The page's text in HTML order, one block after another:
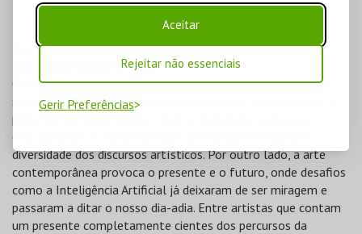
Aceitar
Rejeitar não essenciais
Gerir Preferências
3ª temporada (outubro a dezembro) Presente: A realidade e
ficção entre Passado e Futuro
O olhar atento contemporâneo tem de permitir a reflexão
sólida e focada em camadas de história que nos alicerçam o
presente. De onde vimos, o que se construiu, os passos
estruturantes e disruptivos que possibilitam a riqueza e
diversidade dos discursos artísticos. Por outro lado, a arte
contemporânea provoca o presente e o futuro, onde desafios
como a Inteligência Artificial já deixaram de ser miragem e
passaram a ditar o nosso dia-adia. Entre artistas que contam
um presente completamente cientes dos percursos da